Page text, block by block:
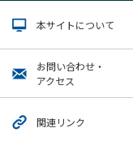
本サイトについて
お問い合わせ・
アクセス
関連リンク